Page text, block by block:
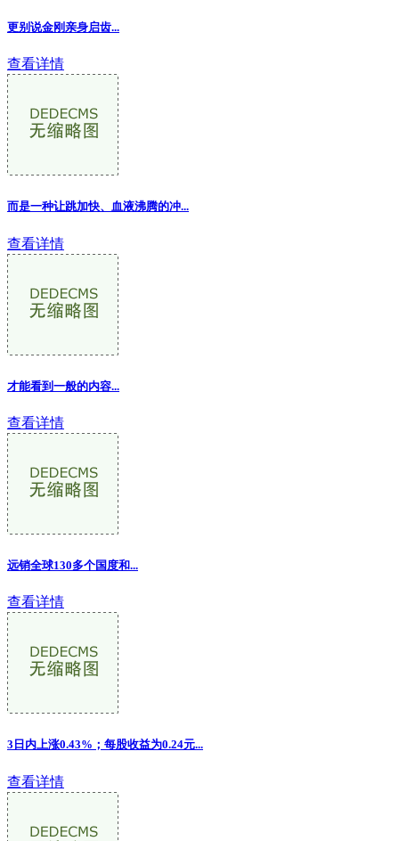
更别说金刚亲身启齿...
查看详情
而是一种让跳加快、血液沸腾的冲...
查看详情
才能看到一般的内容...
查看详情
远销全球130多个国度和...
查看详情
3日内上涨0.43%；每股收益为0.24元...
查看详情